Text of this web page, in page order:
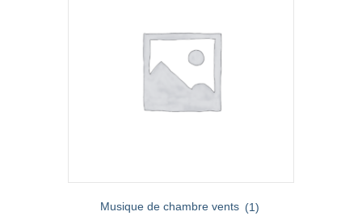
Musique de chambre vents (1)